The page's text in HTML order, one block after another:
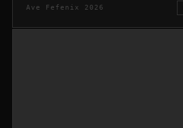
Ave Fefenix 2026